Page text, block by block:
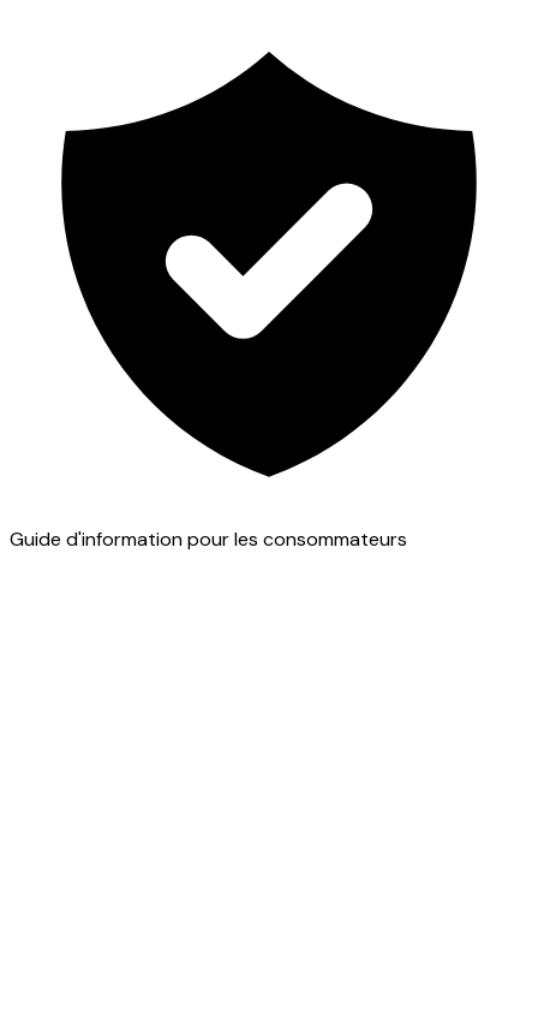
Guide d'information pour les consommateurs